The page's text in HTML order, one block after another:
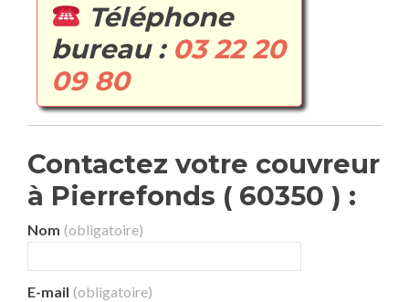
Téléphone
bureau : 03 22 20
09 80
Contactez votre couvreur
à Pierrefonds ( 60350 ) :
Nom (obligatoire)
E-mail (obligatoire)